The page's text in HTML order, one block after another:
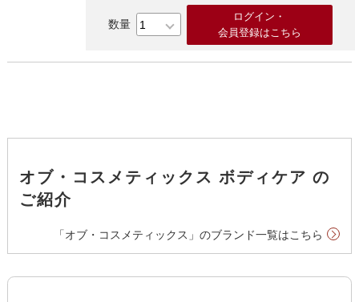
ログイン・
会員登録はこちら
オブ・コスメティックス ボディケア の
ご紹介
「オブ・コスメティックス」のブランド一覧はこちら